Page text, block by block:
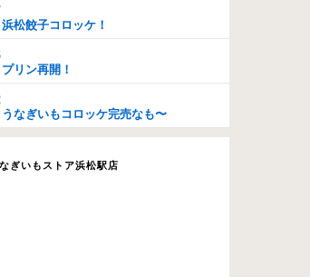
浜松餃子コロッケ！
プリン再開！
うなぎいもコロッケ完売なも〜
ぎいもストア浜松駅店